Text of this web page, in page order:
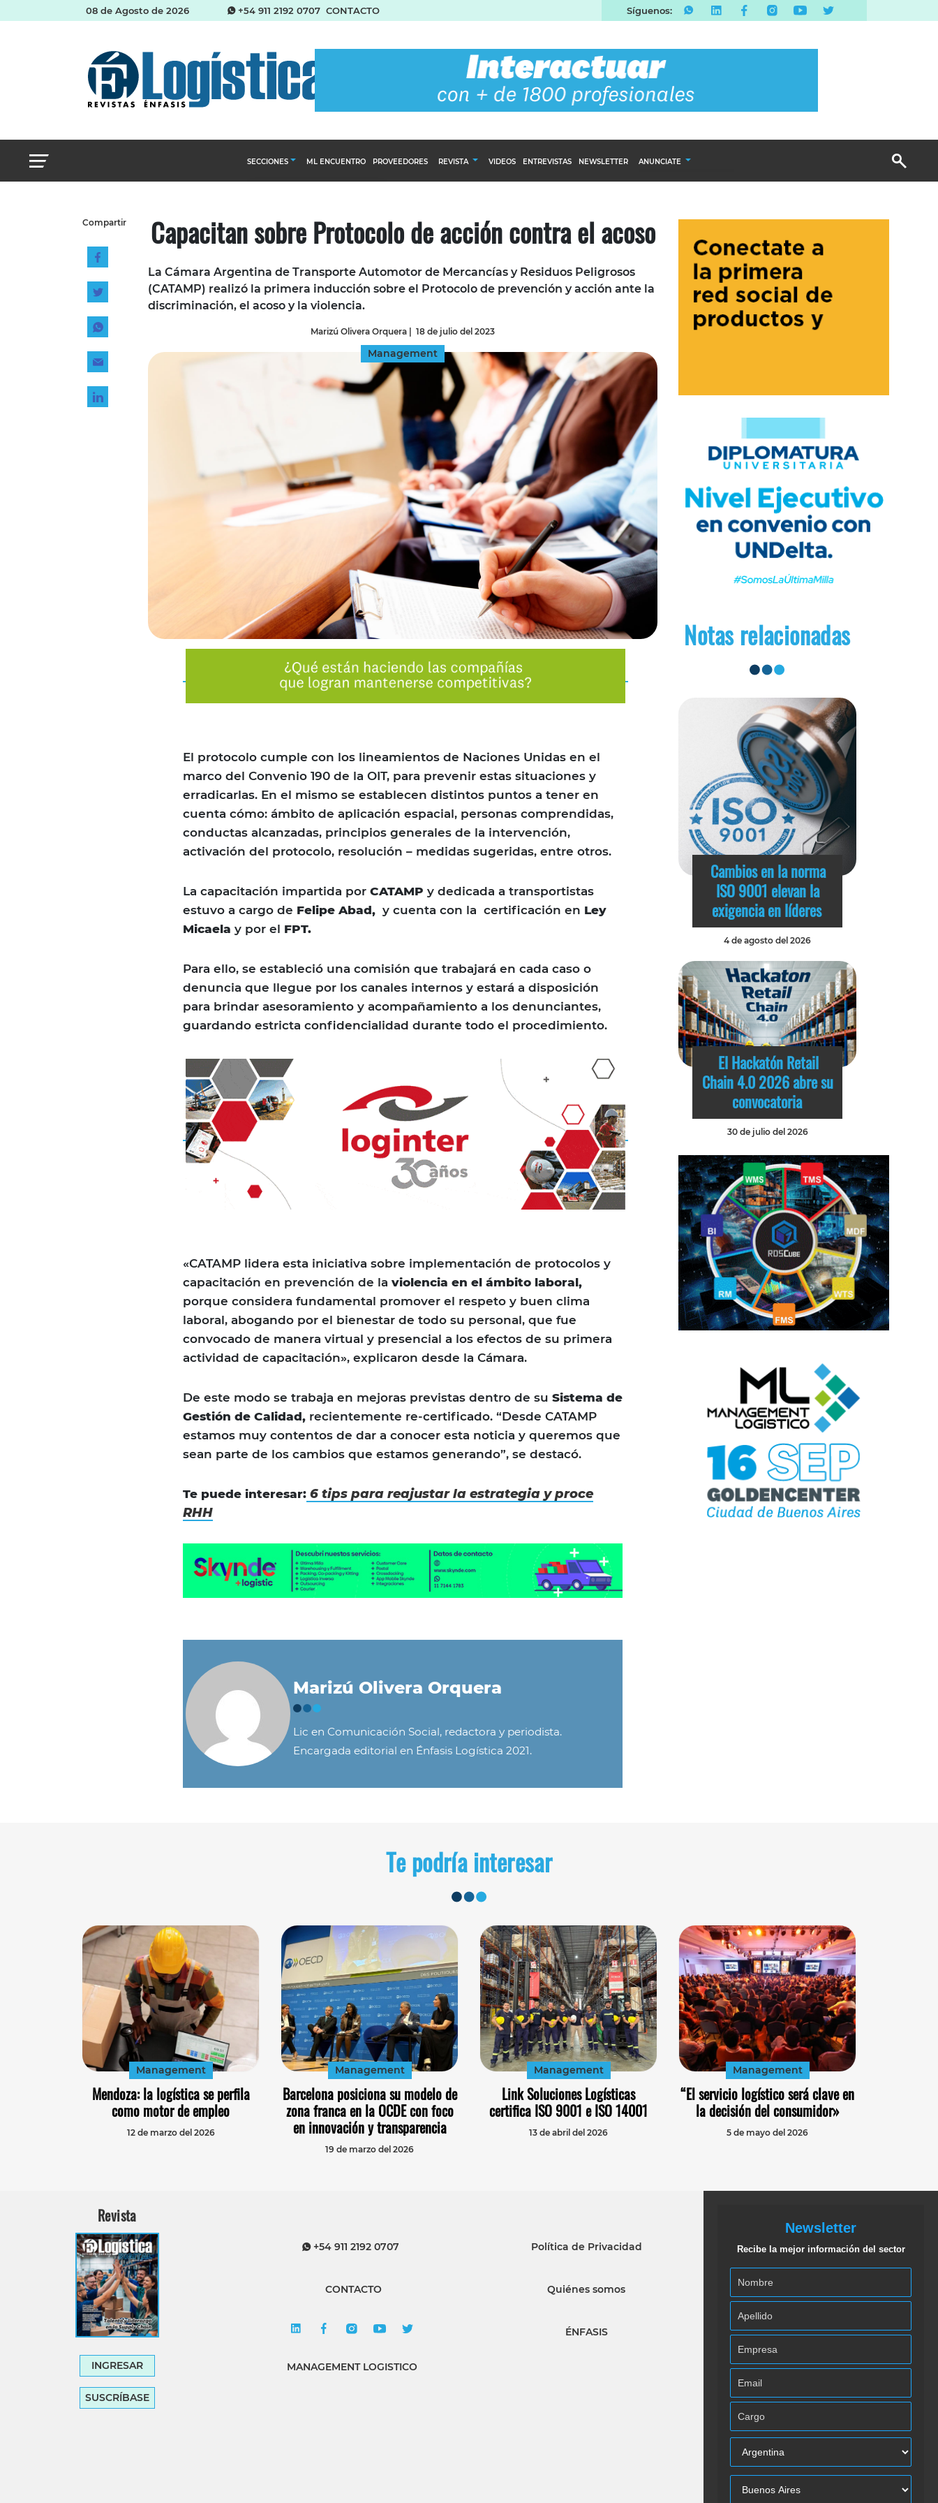
08 de Agosto de 2026 +54 911 2192 0707 CONTACTO Síguenos:
SECCIONES
Almacenes e inventarios
Logística y distribución
Management
ML ENCUENTRO PROVEEDORES REVISTA
INGRESAR
SUSCRÍBASE
VIDEOS ENTREVISTAS NEWSLETTER ANUNCIATE
Email Marketing
Branded Content
Publicidad Revista
Compartir Capacitan sobre Protocolo de acción contra el acoso
La Cámara Argentina de Transporte Automotor de Mercancías y Residuos Peligrosos
(CATAMP) realizó la primera inducción sobre el Protocolo de prevención y acción ante la
discriminación, el acoso y la violencia.
Marizú Olivera Orquera 18 de julio del 2023
Management
El protocolo cumple con los lineamientos de Naciones Unidas en el
marco del Convenio 190 de la OIT, para prevenir estas situaciones y
erradicarlas. En el mismo se establecen distintos puntos a tener en
cuenta cómo: ámbito de aplicación espacial, personas comprendidas,
conductas alcanzadas, principios generales de la intervención,
activación del protocolo, resolución – medidas sugeridas, entre otros.
La capacitación impartida por CATAMP y dedicada a transportistas
estuvo a cargo de Felipe Abad, y cuenta con la certificación en Ley
Micaela y por el FPT.
Para ello, se estableció una comisión que trabajará en cada caso o
denuncia que llegue por los canales internos y estará a disposición
para brindar asesoramiento y acompañamiento a los denunciantes,
guardando estricta confidencialidad durante todo el procedimiento.
«CATAMP lidera esta iniciativa sobre implementación de protocolos y
capacitación en prevención de la violencia en el ámbito laboral,
porque considera fundamental promover el respeto y buen clima
laboral, abogando por el bienestar de todo su personal, que fue
convocado de manera virtual y presencial a los efectos de su primera
actividad de capacitación», explicaron desde la Cámara.
De este modo se trabaja en mejoras previstas dentro de su Sistema de
Gestión de Calidad, recientemente re-certificado. “Desde CATAMP
estamos muy contentos de dar a conocer esta noticia y queremos que
sean parte de los cambios que estamos generando”, se destacó.
Te puede interesar: 6 tips para reajustar la estrategia y proce
RHH
Marizú Olivera Orquera
Lic en Comunicación Social, redactora y periodista.
Encargada editorial en Énfasis Logística 2021.
Notas relacionadas
Cambios en la norma
ISO 9001 elevan la
exigencia en líderes
4 de agosto del 2026
El Hackatón Retail
Chain 4.0 2026 abre su
convocatoria
30 de julio del 2026
Te podría interesar
Management
Mendoza: la logística se perfila
como motor de empleo
12 de marzo del 2026
Management
Barcelona posiciona su modelo de
zona franca en la OCDE con foco
en innovación y transparencia
19 de marzo del 2026
Management
Link Soluciones Logísticas
certifica ISO 9001 e ISO 14001
13 de abril del 2026
Management
“El servicio logístico será clave en
la decisión del consumidor»
5 de mayo del 2026
Revista
INGRESAR
SUSCRÍBASE
+54 911 2192 0707
CONTACTO
MANAGEMENT LOGISTICO
Política de Privacidad
Quiénes somos
ÉNFASIS
Newsletter
Recibe la mejor información del sector